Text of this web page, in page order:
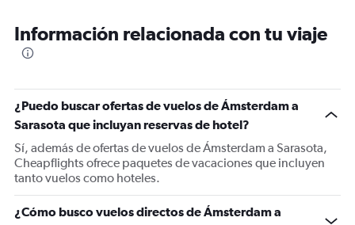
Información relacionada con tu viaje
¿Puedo buscar ofertas de vuelos de Ámsterdam a
Sarasota que incluyan reservas de hotel?
Sí, además de ofertas de vuelos de Ámsterdam a Sarasota,
Cheapflights ofrece paquetes de vacaciones que incluyen
tanto vuelos como hoteles.
¿Cómo busco vuelos directos de Ámsterdam a